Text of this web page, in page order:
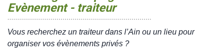
Evènement - traiteur
Vous recherchez un traiteur dans l’Ain ou un lieu pour
organiser vos évènements privés ?